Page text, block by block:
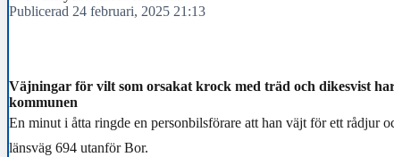
Publicerad 24 februari, 2025 21:13
Väjningar för vilt som orsakat krock med träd och dikesvist
kommunen
En minut i åtta ringde en personbilsförare att han väjt för ett rådjur
länsväg 694 utanför Bor.